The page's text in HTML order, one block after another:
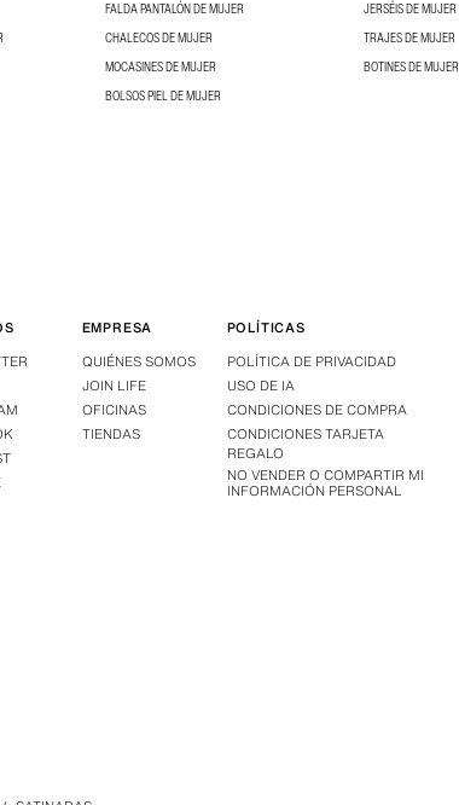
FALDA PANTALÓN DE MUJER
JERSÉIS DE MUJER
CHALECOS DE MUJER
TRAJES DE MUJER
MOCASINES DE MUJER
BOTINES DE MUJER
BOLSOS PIEL DE MUJER
EMPRESA
QUIÉNES SOMOS
JOIN LIFE
OFICINAS
TIENDAS
POLÍTICAS
POLÍTICA DE PRIVACIDAD
USO DE IA
CONDICIONES DE COMPRA
CONDICIONES TARJETA
REGALO
NO VENDER O COMPARTIR MI
INFORMACIÓN PERSONAL